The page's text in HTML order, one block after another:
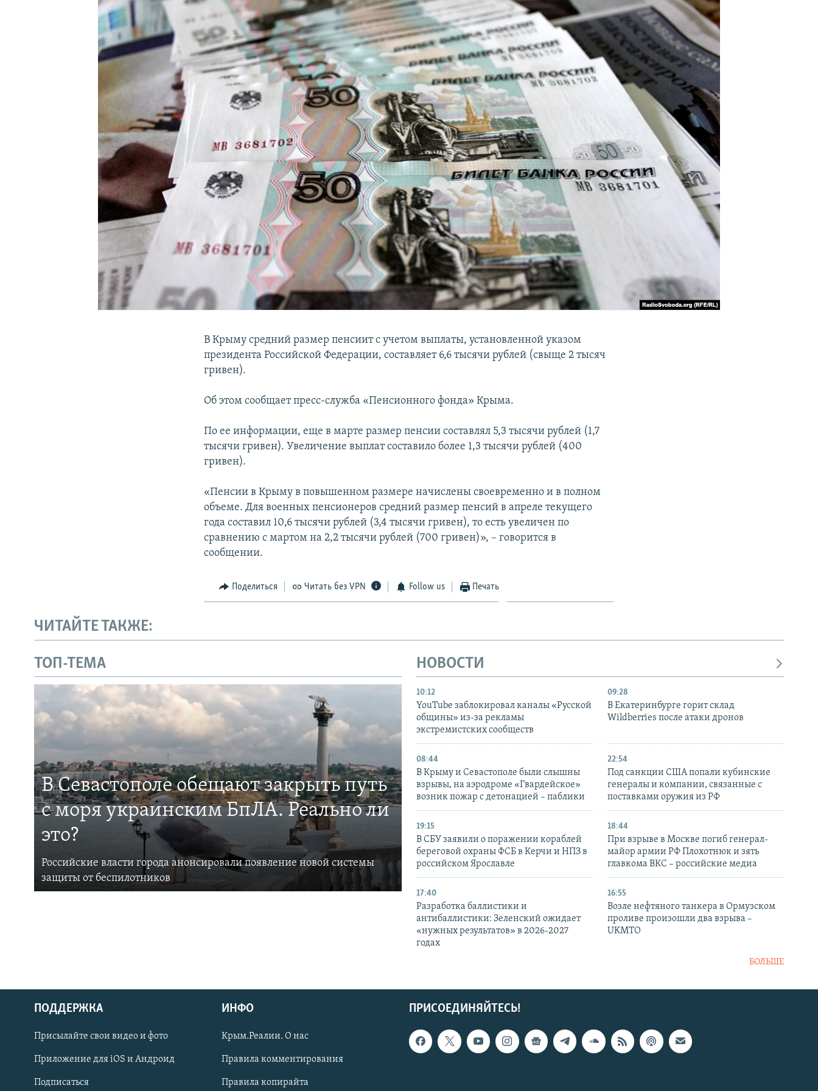
УКРАИНСКАЯ ПРОБЛЕМА КРЫМА
Українською
Qırımtatar
ПРИСОЕДИНЯЙТЕСЬ!
В Крыму средний размер пенсиит с учетом выплаты, установленной указом
президента Российской Федерации, составляет 6,6 тысячи рублей (свыще 2 тысяч
гривен).
Об этом сообщает пресс-служба «Пенсионного фонда» Крыма.
По ее информации, еще в марте размер пенсии составлял 5,3 тысячи рублей (1,7
тысячи гривен). Увеличение выплат составило более 1,3 тысячи рублей (400
гривен).
«Пенсии в Крыму в повышенном размере начислены своевременно и в полном
объеме. Для военных пенсионеров средний размер пенсий в апреле текущего
года составил 10,6 тысячи рублей (3,4 тысячи гривен), то есть увеличен по
сравнению с мартом на 2,2 тысячи рублей (700 гривен)», – говорится в
сообщении.
Поделиться Читать без VPN Follow us Печать
ЧИТАЙТЕ ТАКЖЕ:
ТОП-ТЕМА
В Севастополе обещают закрыть путь
с моря украинским БпЛА. Реально ли
это?
Российские власти города анонсировали появление новой системы
защиты от беспилотников
НОВОСТИ
10:12
YouTube заблокировал каналы «Русской
общины» из-за рекламы
экстремистских сообществ
09:28
В Екатеринбурге горит склад
Wildberries после атаки дронов
08:44
В Крыму и Севастополе были слышны
взрывы, на аэродроме «Гвардейское»
возник пожар с детонацией – паблики
22:54
Под санкции США попали кубинские
генералы и компании, связанные с
поставками оружия из РФ
19:15
В СБУ заявили о поражении кораблей
береговой охраны ФСБ в Керчи и НПЗ в
российском Ярославле
18:44
При взрыве в Москве погиб генерал-
майор армии РФ Плохотнюк и зять
главкома ВКС – российские медиа
17:40
Разработка баллистики и
антибаллистики: Зеленский ожидает
«нужных результатов» в 2026-2027
годах
16:55
Возле нефтяного танкера в Ормузском
проливе произошли два взрыва –
UKMTO
БОЛЬШЕ
ПРИСОЕДИНЯЙТЕСЬ!
ПОДДЕРЖКА
Присылайте свои видео и фото
Приложение для iOS и Андроид
Подписаться
ИНФО
Крым.Реалии. О нас
Правила комментирования
Правила копирайта